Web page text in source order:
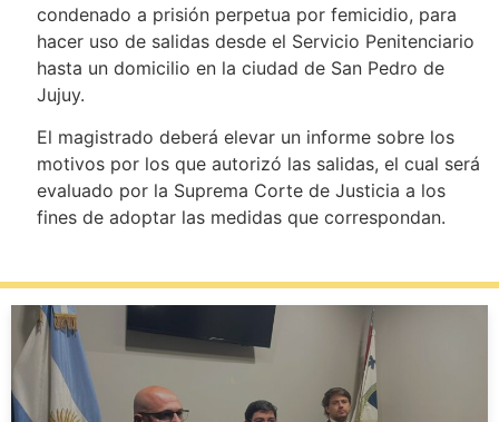
condenado a prisión perpetua por femicidio, para
hacer uso de salidas desde el Servicio Penitenciario
hasta un domicilio en la ciudad de San Pedro de
Jujuy.
El magistrado deberá elevar un informe sobre los
motivos por los que autorizó las salidas, el cual será
evaluado por la Suprema Corte de Justicia a los
fines de adoptar las medidas que correspondan.